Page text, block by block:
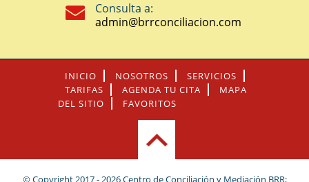
Consulta a:
admin@brrconciliacion.com
INICIO NOSOTROS
SERVICIOS
TARIFAS
AGENDA TU CITA
MAPA
DEL SITIO
FAVORITOS
© Copyright 2017 - 2026 Centro de Conciliación y Mediación BRR;